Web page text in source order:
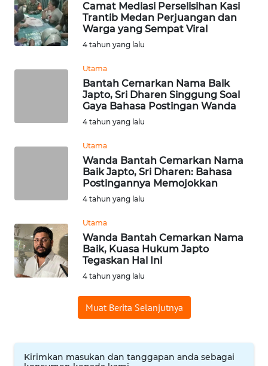
Camat Mediasi Perselisihan Kasi
Trantib Medan Perjuangan dan
Warga yang Sempat Viral
4 tahun yang lalu
Utama
Bantah Cemarkan Nama Baik
Japto, Sri Dharen Singgung Soal
Gaya Bahasa Postingan Wanda
4 tahun yang lalu
Utama
Wanda Bantah Cemarkan Nama
Baik Japto, Sri Dharen: Bahasa
Postingannya Memojokkan
4 tahun yang lalu
Utama
Wanda Bantah Cemarkan Nama
Baik, Kuasa Hukum Japto
Tegaskan Hal Ini
4 tahun yang lalu
Muat Berita Selanjutnya
Kirimkan masukan dan tanggapan anda sebagai
LAWAS
WN
WN
WN
BINJAI
WN
WN